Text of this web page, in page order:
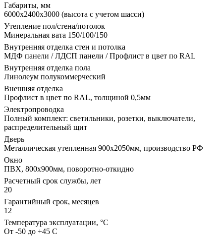
Габариты, мм
6000х2400х3000 (высота с учетом шасси)
Утепление пол/стена/потолок
Минеральная вата 150/100/150
Внутренняя отделка стен и потолка
МДФ панели / ЛДСП панели / Профлист в цвет по RAL
Внутренняя отделка пола
Линолеум полукоммерческий
Внешняя отделка
Профлист в цвет по RAL, толщиной 0,5мм
Электропроводка
Полный комплект: светильники, розетки, выключатели,
распределительный щит
Дверь
Металлическая утепленная 900х2050мм, производство РФ
Окно
ПВХ, 800х900мм, поворотно-откидно
Расчетный срок службы, лет
20
Гарантийный срок, месяцев
12
Температура эксплуатации, °С
От -50 до +45 С